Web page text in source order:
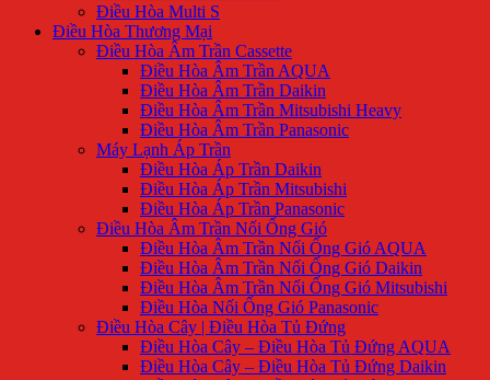
Điều Hòa Multi S
Điều Hòa Thương Mại
Điều Hòa Âm Trần Cassette
Điều Hòa Âm Trần AQUA
Điều Hòa Âm Trần Daikin
Điều Hòa Âm Trần Mitsubishi Heavy
Điều Hòa Âm Trần Panasonic
Máy Lạnh Áp Trần
Điều Hòa Áp Trần Daikin
Điều Hòa Áp Trần Mitsubishi
Điều Hòa Áp Trần Panasonic
Điều Hòa Âm Trần Nối Ống Gió
Điều Hòa Âm Trần Nối Ống Gió AQUA
Điều Hòa Âm Trần Nối Ống Gió Daikin
Điều Hòa Âm Trần Nối Ống Gió Mitsubishi
Điều Hòa Nối Ống Gió Panasonic
Điều Hòa Cây | Điều Hòa Tủ Đứng
Điều Hòa Cây – Điều Hòa Tủ Đứng AQUA
Điều Hòa Cây – Điều Hòa Tủ Đứng Daikin